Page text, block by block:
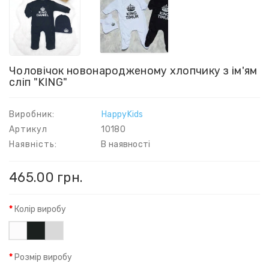
Чоловічок новонародженому хлопчику з ім'ям
сліп "KING"
Виробник:
HappyKids
Артикул
10180
Наявність:
В наявності
465.00 грн.
Колір виробу
Розмір виробу